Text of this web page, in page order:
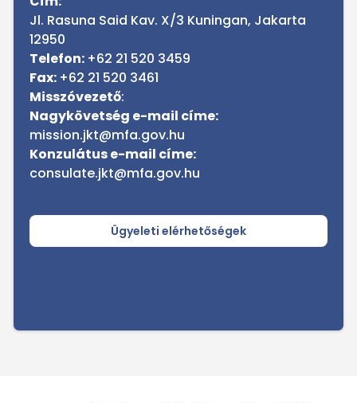
Jl. Rasuna Said Kav. X/3 Kuningan, Jakarta
12950
Telefon: +62 21 520 3459
Fax: +62 21 520 3461
Misszóvezető:
Nagykövetség e-mail címe:
mission.jkt@mfa.gov.hu
Konzulátus e-mail címe:
consulate.jkt@mfa.gov.hu
Ügyeleti elérhetőségek